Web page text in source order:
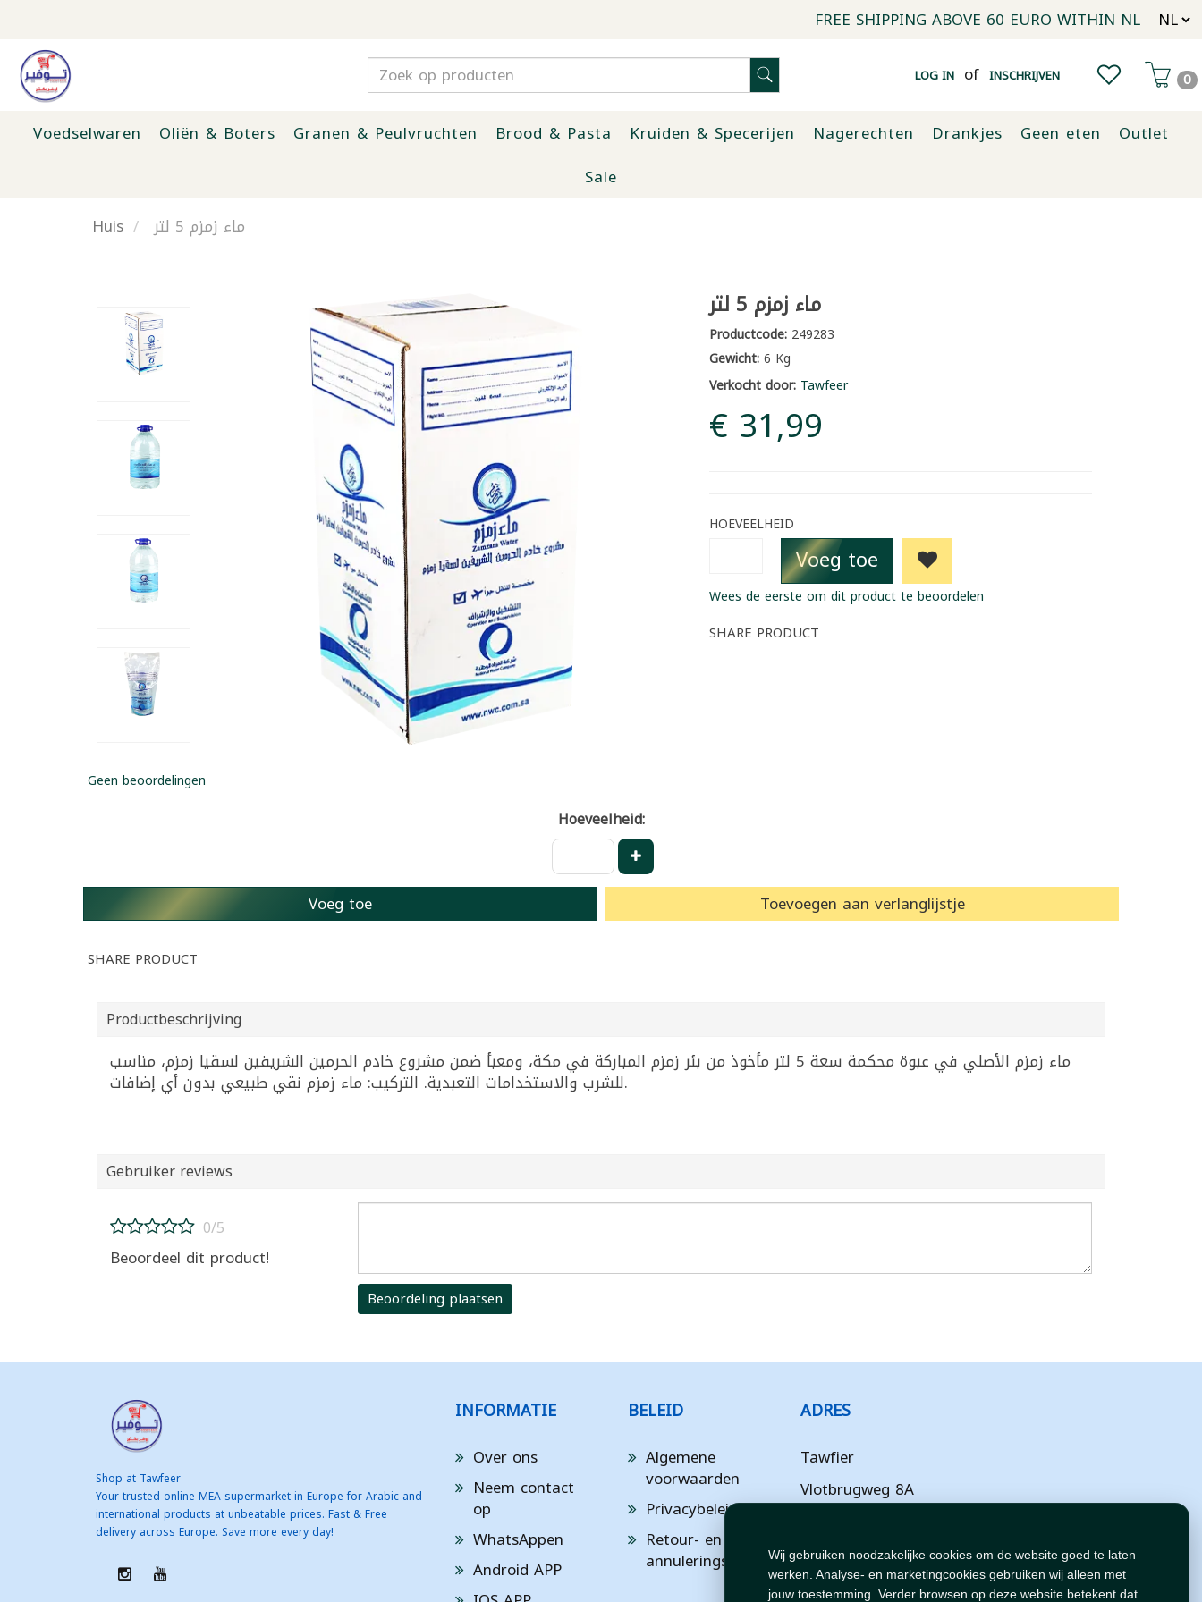
Wij gebruiken noodzakelijke cookies om de website goed te laten
werken. Analyse- en marketingcookies gebruiken wij alleen met
jouw toestemming. Verder browsen op deze website betekent dat
FREE SHIPPING ABOVE 60 EURO WITHIN NL
LOG IN of INSCHRIJVEN 0
Voedselwaren Oliën & Boters Granen & Peulvruchten Brood & Pasta Kruiden & Specerijen Nagerechten Drankjes Geen eten
Outlet
Sale
Huis
ماء زمزم 5 لتر
ماء زمزم 5 لتر
Productcode:249283
Gewicht:6 Kg
Verkocht door: Tawfeer
€ 31,99
HOEVEELHEID
Voeg toe
Wees de eerste om dit product te beoordelen
SHARE PRODUCT
Geen beoordelingen
Hoeveelheid:
Voeg toe Toevoegen aan verlanglijstje
SHARE PRODUCT
Productbeschrijving
ماء زمزم الأصلي في عبوة محكمة سعة 5 لتر مأخوذ من بئر زمزم المباركة في مكة، ومعبأ ضمن مشروع خادم الحرمين الشريفين لسقيا زمزم، مناسب
للشرب والاستخدامات التعبدية. التركيب: ماء زمزم نقي طبيعي بدون أي إضافات.
Gebruiker reviews
0/5
Beoordeel dit product!
Beoordeling plaatsen
Shop at Tawfeer
Your trusted online MEA supermarket in Europe for Arabic and
international products at unbeatable prices. Fast & Free
delivery across Europe. Save more every day!
INFORMATIE
Over ons
Neem contact
op
WhatsAppen
Android APP
BELEID
Algemene
voorwaarden
Privacybeleid
Retour- en
annuleringsbeleid
ADRES
Tawfier
Vlotbrugweg 8A
Flevoland
NL